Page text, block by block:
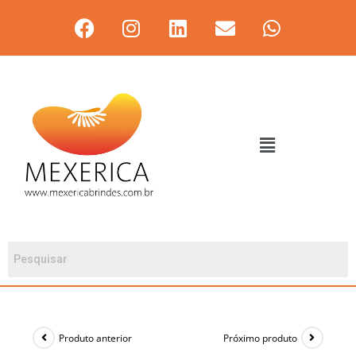
Produto anterior Próximo produto